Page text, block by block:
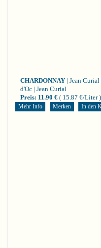
CHARDONNAY | Jean
d'Oc | Jean Curial
Preis: 11.90 € ( 15.87 €/Liter )
Mehr Info Merken In den